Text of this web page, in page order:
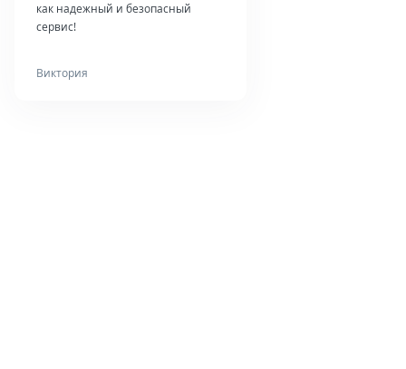
как надежный и безопасный
сервис!
Виктория